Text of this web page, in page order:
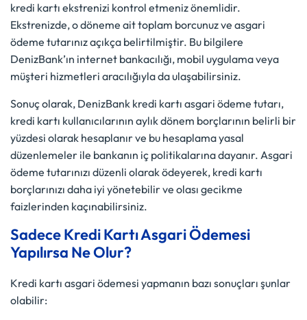
kredi kartı ekstrenizi kontrol etmeniz önemlidir.
Ekstrenizde, o döneme ait toplam borcunuz ve asgari
ödeme tutarınız açıkça belirtilmiştir. Bu bilgilere
DenizBank’ın internet bankacılığı, mobil uygulama veya
müşteri hizmetleri aracılığıyla da ulaşabilirsiniz.
Sonuç olarak, DenizBank kredi kartı asgari ödeme tutarı,
kredi kartı kullanıcılarının aylık dönem borçlarının belirli bir
yüzdesi olarak hesaplanır ve bu hesaplama yasal
düzenlemeler ile bankanın iç politikalarına dayanır. Asgari
ödeme tutarınızı düzenli olarak ödeyerek, kredi kartı
borçlarınızı daha iyi yönetebilir ve olası gecikme
faizlerinden kaçınabilirsiniz.
Sadece Kredi Kartı Asgari Ödemesi
Yapılırsa Ne Olur?
Kredi kartı asgari ödemesi yapmanın bazı sonuçları şunlar
olabilir: